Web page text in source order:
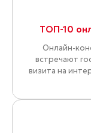
ТОП-10
Онлайн-
встречают
визита на